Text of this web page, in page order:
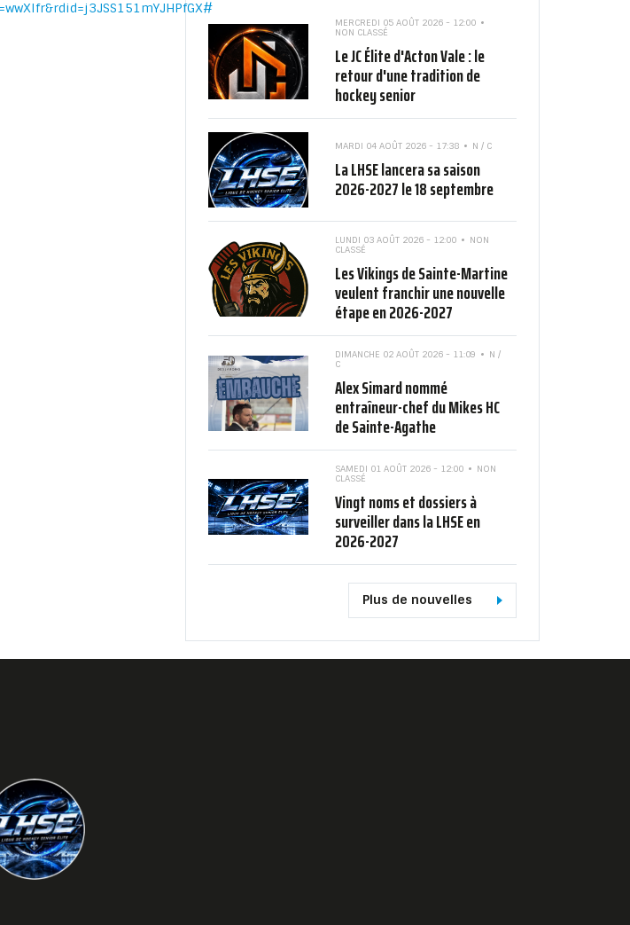
MERCREDI 05 AOÛT 2026 - 12:00
NON CLASSÉ
Le JC Élite d'Acton Vale : le
retour d'une tradition de
hockey senior
MARDI 04 AOÛT 2026 - 17:38 N / C
La LHSE lancera sa saison
2026-2027 le 18 septembre
LUNDI 03 AOÛT 2026 - 12:00
NON
CLASSÉ
Les Vikings de Sainte-Martine
veulent franchir une nouvelle
étape en 2026-2027
DIMANCHE 02 AOÛT 2026 - 11:09
N /
C
Alex Simard nommé
entraîneur-chef du Mikes HC
de Sainte-Agathe
SAMEDI 01 AOÛT 2026 - 12:00
NON
CLASSÉ
Vingt noms et dossiers à
surveiller dans la LHSE en
2026-2027
Plus de nouvelles